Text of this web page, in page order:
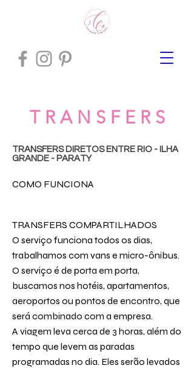
T R A N S F E R S
TRANSFERS DIRETOS ENTRE RIO - ILHA
GRANDE - PARATY
COMO FUNCIONA
TRANSFERS COMPARTILHADOS
O serviço funciona todos os dias,
trabalhamos com vans e micro-ônibus.
O serviço é de porta em porta,
buscamos nos hotéis, apartamentos,
aeroportos ou pontos de encontro, que
será combinado com a empresa.
A viagem leva cerca de 3 horas, além do
tempo que levem as paradas
programadas no dia. Eles serão levados